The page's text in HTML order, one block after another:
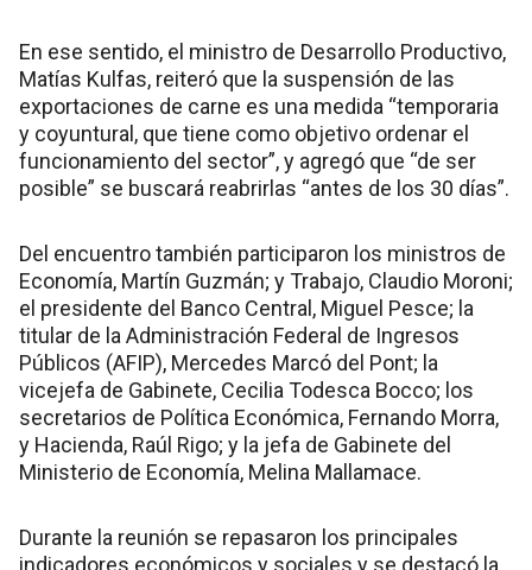
En ese sentido, el ministro de Desarrollo Productivo,
Matías Kulfas, reiteró que la suspensión de las
exportaciones de carne es una medida “temporaria
y coyuntural, que tiene como objetivo ordenar el
funcionamiento del sector”, y agregó que “de ser
posible” se buscará reabrirlas “antes de los 30 días”.
Del encuentro también participaron los ministros de
Economía, Martín Guzmán; y Trabajo, Claudio Moroni;
el presidente del Banco Central, Miguel Pesce; la
titular de la Administración Federal de Ingresos
Públicos (AFIP), Mercedes Marcó del Pont; la
vicejefa de Gabinete, Cecilia Todesca Bocco; los
secretarios de Política Económica, Fernando Morra,
y Hacienda, Raúl Rigo; y la jefa de Gabinete del
Ministerio de Economía, Melina Mallamace.
Durante la reunión se repasaron los principales
indicadores económicos y sociales y se destacó la